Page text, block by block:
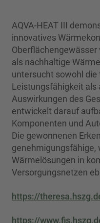
AQVA-HEAT III
innovatives
als nachhaltige
untersucht sowohl die
Leistungsfähigkeit als
Auswirkungen des
entwickelt darauf
Komponenten und
Die gewonnenen
genehmigungsfähige,
Wärmelösungen in
Versorgungsnetzen
https://
https://